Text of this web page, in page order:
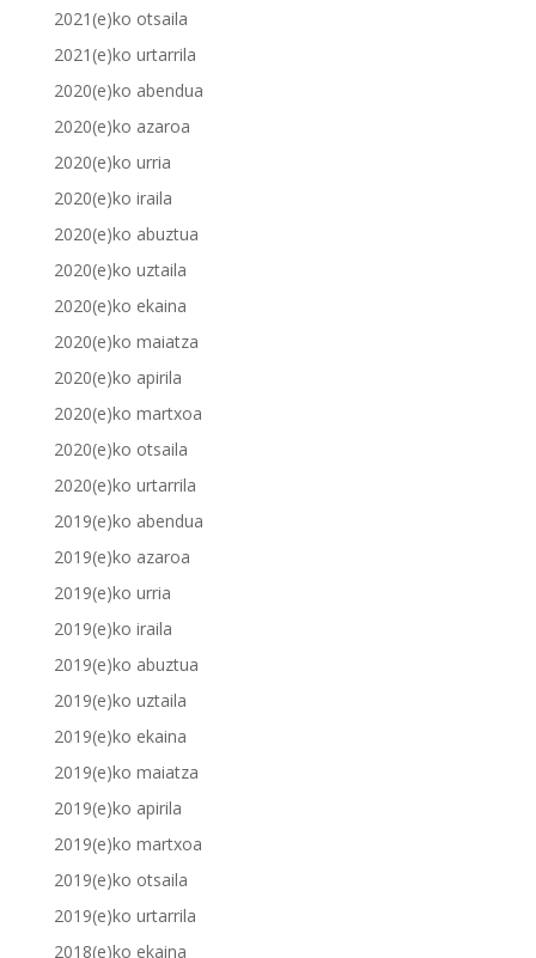
2021(e)ko otsaila
2021(e)ko urtarrila
2020(e)ko abendua
2020(e)ko azaroa
2020(e)ko urria
2020(e)ko iraila
2020(e)ko abuztua
2020(e)ko uztaila
2020(e)ko ekaina
2020(e)ko maiatza
2020(e)ko apirila
2020(e)ko martxoa
2020(e)ko otsaila
2020(e)ko urtarrila
2019(e)ko abendua
2019(e)ko azaroa
2019(e)ko urria
2019(e)ko iraila
2019(e)ko abuztua
2019(e)ko uztaila
2019(e)ko ekaina
2019(e)ko maiatza
2019(e)ko apirila
2019(e)ko martxoa
2019(e)ko otsaila
2019(e)ko urtarrila
2018(e)ko ekaina